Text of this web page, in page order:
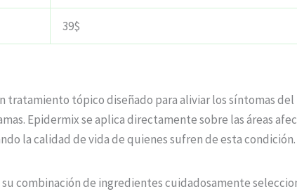
39$
tratamiento tópico diseñado para aliviar los síntomas
Epidermix se aplica directamente sobre las áreas
la calidad de vida de quienes sufren de esta condición.
combinación de ingredientes cuidadosamente